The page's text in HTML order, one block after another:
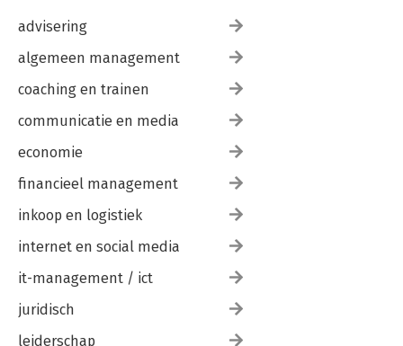
advisering
algemeen management
coaching en trainen
communicatie en media
economie
financieel management
inkoop en logistiek
internet en social media
it-management / ict
juridisch
leiderschap